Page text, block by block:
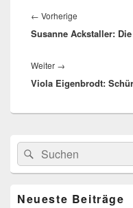
← Vorherige
Beitrag:
Susanne Ackstaller:
Weiter →
Beitrag:
Viola Eigenbrodt:
Primärer
Seitenleisten
Widget-
Bereich
Suche
nach:
Suchen
Neueste Beiträge